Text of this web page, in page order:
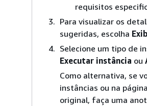
requisitos
Para visualizar os
sugeridas, escolha
Selecione um tipo de
Executar instância ou
Como alternativa, se
instâncias ou na
original, faça uma